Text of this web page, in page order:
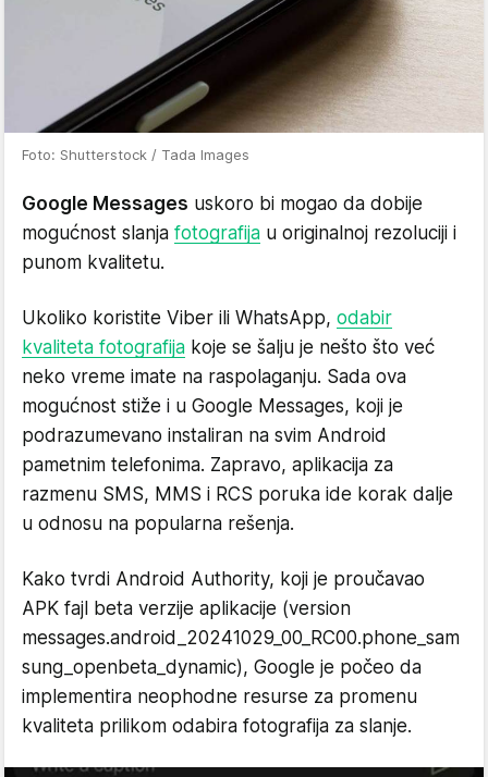
Foto: Shutterstock / Tada Images
Google Messages uskoro bi mogao da dobije
mogućnost slanja fotografija u originalnoj rezoluciji i
punom kvalitetu.
Ukoliko koristite Viber ili WhatsApp, odabir
kvaliteta fotografija koje se šalju je nešto što već
neko vreme imate na raspolaganju. Sada ova
mogućnost stiže i u Google Messages, koji je
podrazumevano instaliran na svim Android
pametnim telefonima. Zapravo, aplikacija za
razmenu SMS, MMS i RCS poruka ide korak dalje
u odnosu na popularna rešenja.
Kako tvrdi Android Authority, koji je proučavao
APK fajl beta verzije aplikacije (version
messages.android_20241029_00_RC00.phone_sam
sung_openbeta_dynamic), Google je počeo da
implementira neophodne resurse za promenu
kvaliteta prilikom odabira fotografija za slanje.